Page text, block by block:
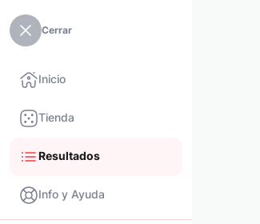
Cerrar
Inicio
Tienda
Resultados
Info y Ayuda